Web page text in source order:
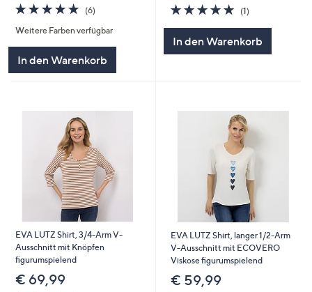
5.0
von
5
(6)6
Weitere Farben verfügbar
In den Warenkorb
5.0
von
(1)1
In den Warenkorb
EVA LUTZ Shirt, 3/4-Arm V-
Ausschnitt mit Knöpfen
figurumspielend
€ 69,99
EVA LUTZ Shirt, langer 1/2-Arm
V-Ausschnitt mit ECOVERO
Viskose figurumspielend
€ 59,99